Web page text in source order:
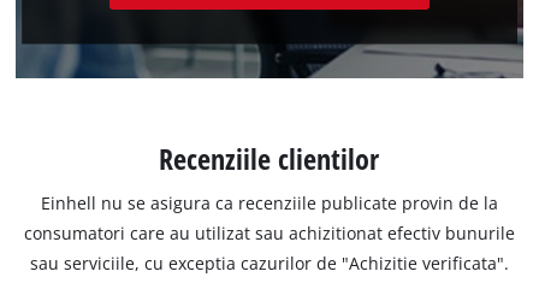
Recenziile clientilor
Einhell nu se asigura ca recenziile publicate provin de la
consumatori care au utilizat sau achizitionat efectiv bunurile
sau serviciile, cu exceptia cazurilor de "Achizitie verificata".